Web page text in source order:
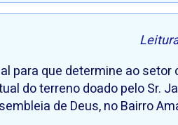
para que determine ao
do terreno doado pelo Sr.
de Deus, no Bairro